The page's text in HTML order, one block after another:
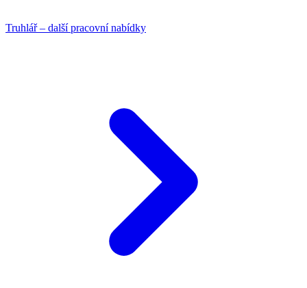
Truhlář – další pracovní nabídky